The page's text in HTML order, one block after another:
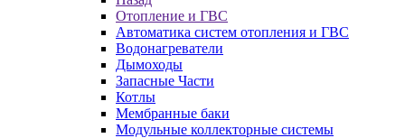
Отопление и ГВС
Автоматика систем отопления и ГВС
Водонагреватели
Дымоходы
Запасные Части
Котлы
Мембранные баки
Модульные коллекторные системы